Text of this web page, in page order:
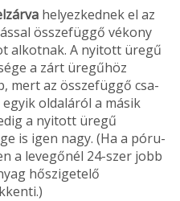
helyezkednek el az
összefüggő vékony
alkotnak. A nyitott üregű
a zárt üregűhöz
mert az összefüggő csa­
olda­láról a másik
a nyitott üregű
is igen nagy. (Ha a póru­
a levegő­nél 24-szer jobb
hőszigetelő